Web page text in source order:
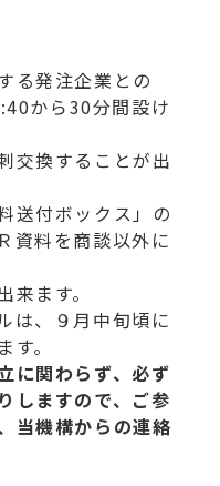
る発注企業との
から30分間設け
交換することが出
送付ボックス」の
資料を商談以外に
ます。
は、９月中旬頃に
。
に関わらず、必ず
しますので、ご参
当機構からの連絡